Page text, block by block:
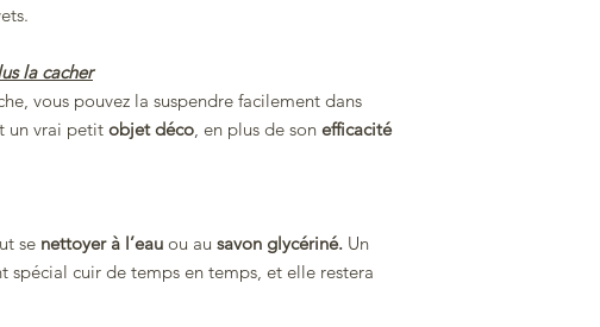
la cacher
vous pouvez la suspendre facilement dans
un vrai petit objet déco, en plus de son efficacité
se nettoyer à l’eau ou au savon glycériné. Un
spécial cuir de temps en temps, et elle restera